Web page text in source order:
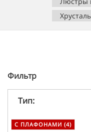
Фильтр
Тип:
С ПЛАФОНАМИ (4)